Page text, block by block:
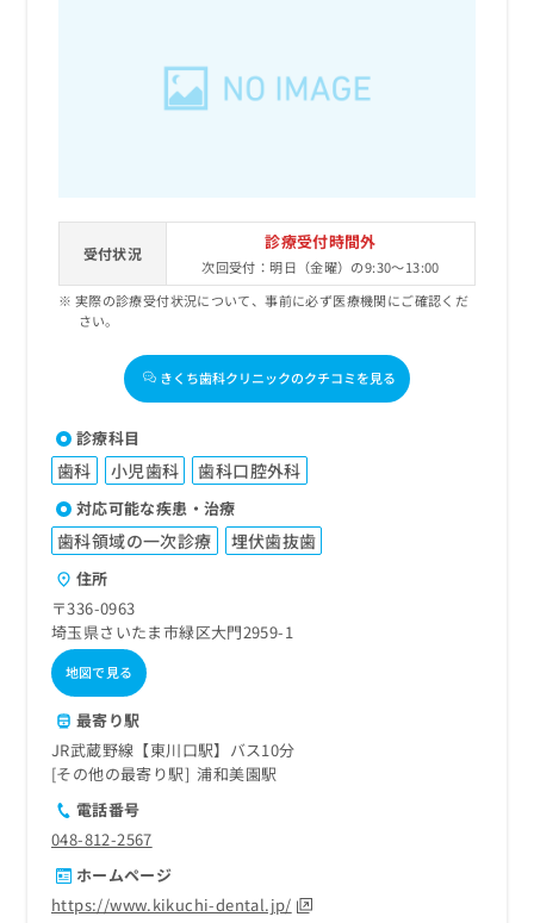
受付状況
診療受付時間外
次回受付：明日（金曜）の9:30～13:00
実際の診療受付状況について、事前に必ず医療機関にご確認くだ
さい。
きくち歯科クリニックのクチコミを見る
診療科目
歯科 小児歯科 歯科口腔外科
対応可能な疾患・治療
歯科領域の一次診療 埋伏歯抜歯
住所
〒336-0963
埼玉県さいたま市緑区大門2959-1
地図で見る
最寄り駅
JR武蔵野線【東川口駅】バス10分
その他の最寄り駅
浦和美園駅
電話番号
048-812-2567
ホームページ
https://www.kikuchi-dental.jp/